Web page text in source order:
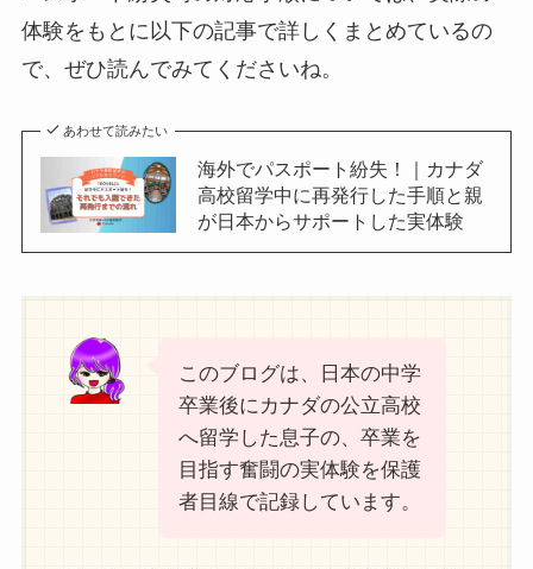
体験をもとに以下の記事で詳しくまとめているの
で、ぜひ読んでみてくださいね。
あわせて読みたい
海外でパスポート紛失！｜カナダ
高校留学中に再発行した手順と親
が日本からサポートした実体験
このブログは、日本の中学
卒業後にカナダの公立高校
へ留学した息子の、卒業を
目指す奮闘の実体験を保護
者目線で記録しています。